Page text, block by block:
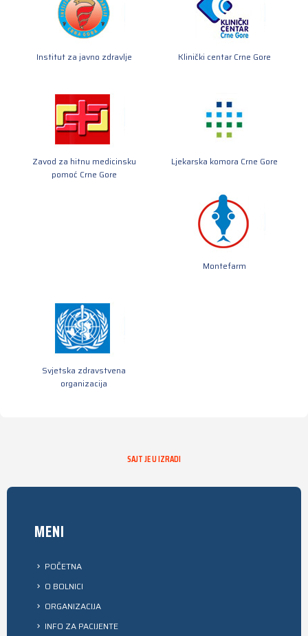
Institut za javno zdravlje Klinički centar Crne Gore
Zavod za hitnu medicinsku
pomoć Crne Gore
Ljekarska komora Crne Gore
Montefarm
Svjetska zdravstvena
organizacija
SAJT JE U IZRADI
MENI
POČETNA
O BOLNICI
ORGANIZACIJA
INFO ZA PACIJENTE